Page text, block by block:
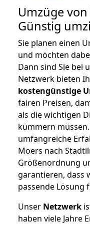
Umzüge
Günstig
Sie planen einen
und möchten
Dann sind Sie bei
Netzwerk bieten
kostengünstige
fairen Preisen,
als die wichtigen
kümmern
umfangreiche
Moers nach
Größenordnung
garantieren, dass
passende Lösung
Unser Netzwerk
haben viele Jahre